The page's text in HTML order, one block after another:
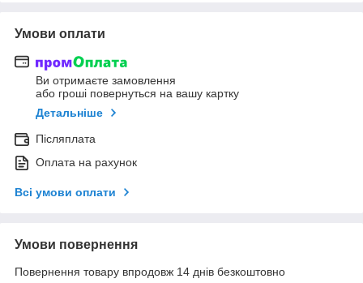
Умови оплати
Ви отримаєте замовлення
або гроші повернуться на вашу картку
Детальніше
Післяплата
Оплата на рахунок
Всі умови оплати
Умови повернення
Повернення товару впродовж 14 днів безкоштовно